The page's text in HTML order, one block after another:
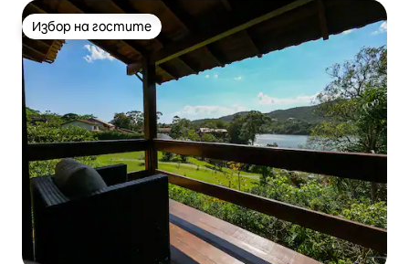
Избор на гостите
Избор на гостите